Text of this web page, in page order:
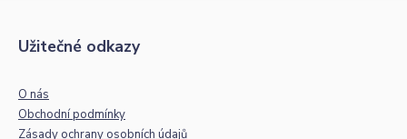
Užitečné odkazy
O nás
Obchodní podmínky
Zásady ochrany osobních údajů